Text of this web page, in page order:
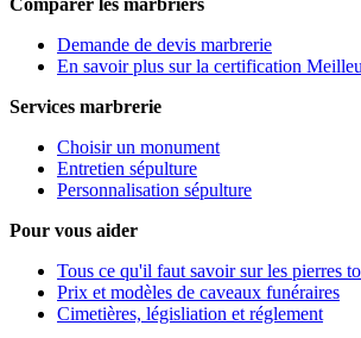
Demande de devis marbrerie
En savoir plus sur la certification
Services marbrerie
Choisir un monument
Entretien sépulture
Personnalisation sépulture
Pour vous aider
Tous ce qu'il faut savoir sur les pierres
Prix et modèles de caveaux funéraires
Cimetières, législiation et réglement